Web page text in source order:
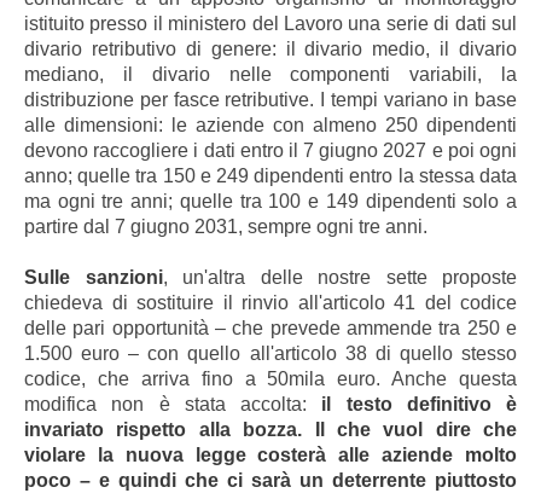
istituito presso il ministero del Lavoro una serie di dati sul
divario retributivo di genere: il divario medio, il divario
mediano, il divario nelle componenti variabili, la
distribuzione per fasce retributive. I tempi variano in base
alle dimensioni: le aziende con almeno 250 dipendenti
devono raccogliere i dati entro il 7 giugno 2027 e poi ogni
anno; quelle tra 150 e 249 dipendenti entro la stessa data
ma ogni tre anni; quelle tra 100 e 149 dipendenti solo a
partire dal 7 giugno 2031, sempre ogni tre anni.
Sulle sanzioni, un'altra delle nostre sette proposte
chiedeva di sostituire il rinvio all'articolo 41 del codice
delle pari opportunità – che prevede ammende tra 250 e
1.500 euro – con quello all'articolo 38 di quello stesso
codice, che arriva fino a 50mila euro. Anche questa
modifica non è stata accolta: il testo definitivo è
invariato rispetto alla bozza. Il che vuol dire che
violare la nuova legge costerà alle aziende molto
poco – e quindi che ci sarà un deterrente piuttosto